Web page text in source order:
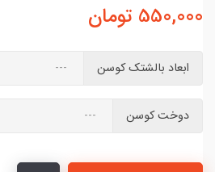
550,000 تومان
ابعاد بالشتک کوسن
دوخت کوسن